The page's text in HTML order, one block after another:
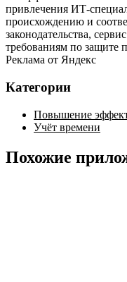
привлечения
происхождению и
законодательства,
требованиям по защите
Реклама от Яндекс
Категории
Повышение
Учёт времени
Похожие